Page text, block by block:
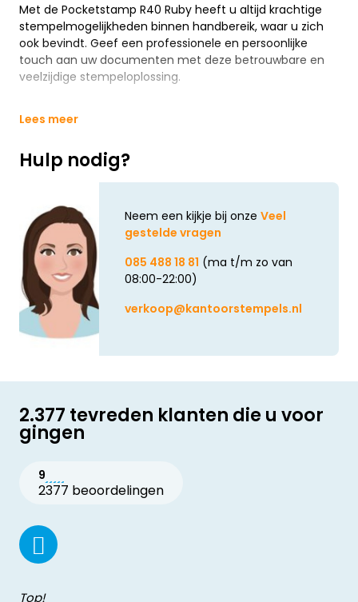
Met de Pocketstamp R40 Ruby heeft u altijd krachtige
stempelmogelijkheden binnen handbereik, waar u zich
ook bevindt. Geef een professionele en persoonlijke
touch aan uw documenten met deze betrouwbare en
veelzijdige stempeloplossing.
Lees meer
Hulp nodig?
Neem een kijkje bij onze Veel
gestelde vragen
085 488 18 81 (ma t/m zo van
08:00-22:00)
verkoop@kantoorstempels.nl
2.377 tevreden klanten die u voor
gingen
9
2377 beoordelingen
Top!